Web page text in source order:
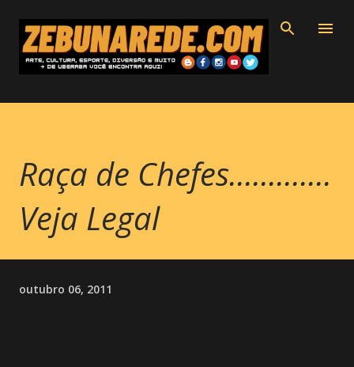
Pular para o conteúdo principal
Raça de Chefes.............
Veja Legal
outubro 06, 2011